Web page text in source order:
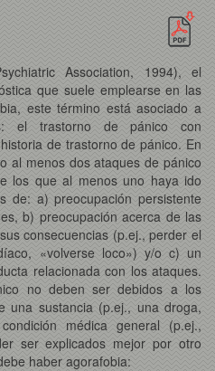
Association, 1994), el
que suele emplearse en las
este término está asociado a
el trastorno de pánico con
de trastorno de pánico. En
al menos dos ataques de pánico
los que al menos uno haya ido
de: a) preocupación persistente
b) preocupación acerca de las
consecuencias (p.ej., perder el
«volverse loco») y/o c) un
relacionada con los ataques.
no deben ser debidos a los
una sustancia (p.ej., una droga,
médica general (p.ej.,
ser explicados mejor por otro
haber agorafobia: